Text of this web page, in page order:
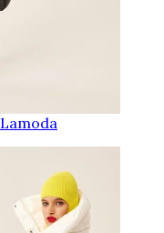
Lamoda